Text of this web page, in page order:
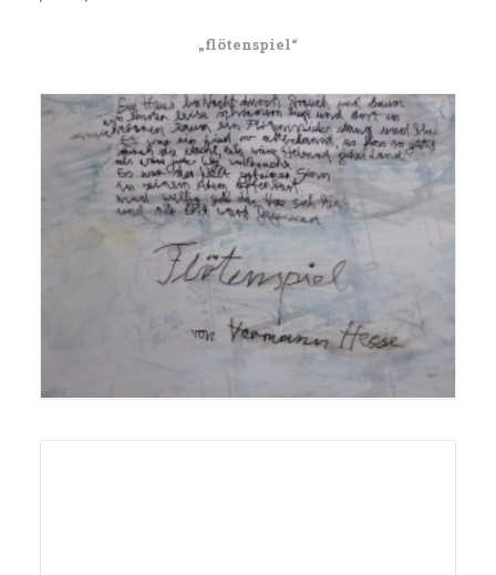
„flötenspiel“